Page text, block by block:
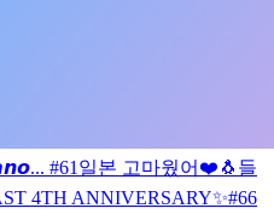
#61 일본 고마웠어❤️ 🐧 들
4TH ANNIVERSARY✨#66